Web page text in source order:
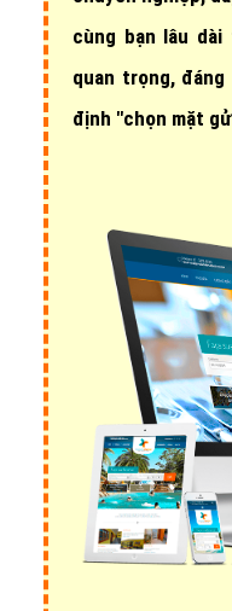
cùng bạn lâu
quan trọng,
định "chọn mặt